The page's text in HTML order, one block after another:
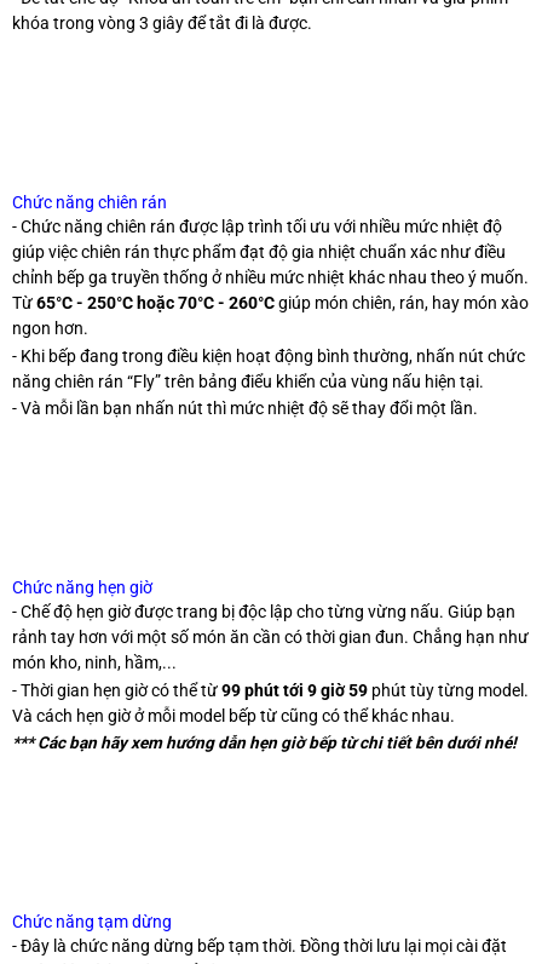
khóa trong vòng 3 giây để tắt đi là được.
Chức năng chiên rán
- Chức năng chiên rán được lập trình tối ưu với nhiều mức nhiệt độ
giúp việc chiên rán thực phẩm đạt độ gia nhiệt chuẩn xác như điều
chỉnh bếp ga truyền thống ở nhiều mức nhiệt khác nhau theo ý muốn.
Từ65°C - 250°C hoặc 70°C - 260°Cgiúp món chiên, rán, hay món xào
ngon hơn.
- Khi bếp đang trong điều kiện hoạt động bình thường, nhấn nút chức
năng chiên rán “Fly” trên bảng điểu khiển của vùng nấu hiện tại.
- Và mỗi lần bạn nhấn nút thì mức nhiệt độ sẽ thay đổi một lần.
Chức năng hẹn giờ
- Chế độ hẹn giờ được trang bị độc lập cho từng vừng nấu. Giúp bạn
rảnh tay hơn với một số món ăn cần có thời gian đun. Chẳng hạn như
món kho, ninh, hầm,...
- Thời gian hẹn giờ có thể từ99 phút tới 9 giờ 59 phút tùy từng model.
Và cách hẹn giờ ở mỗi model bếp từ cũng có thể khác nhau.
*** Các bạn hãy xem hướng dẫn hẹn giờ bếp từ chi tiết bên dưới nhé!
Chức năng tạm dừng
- Đây là chức năng dừng bếp tạm thời. Đồng thời lưu lại mọi cài đặt